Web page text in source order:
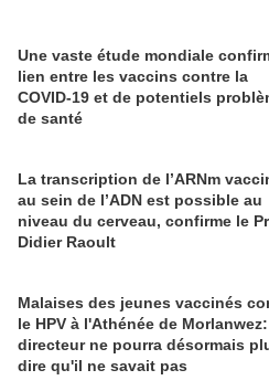
Une vaste étude mondiale
lien entre les vaccins contre la
COVID-19 et de potentiels
de santé
La transcription de l’ARNm
au sein de l’ADN est possible au
niveau du cerveau, confirme le Pr
Didier Raoult
Malaises des jeunes vaccinés
le HPV à l'Athénée de
directeur ne pourra désormais
dire qu'il ne savait pas